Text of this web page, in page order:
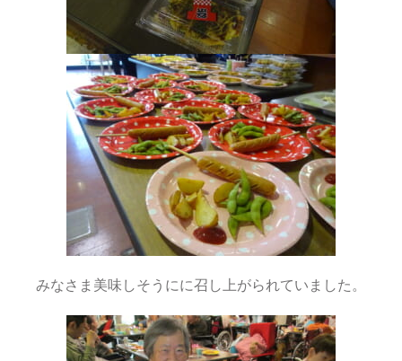
みなさま美味しそうにに召し上がられていました。